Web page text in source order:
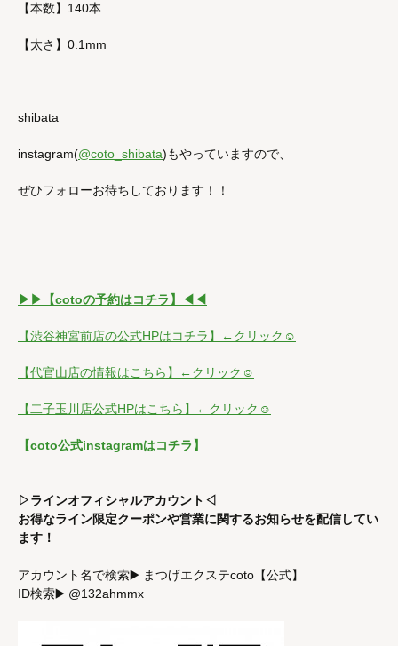
【本数】140本
【太さ】0.1mm
shibata
instagram(@coto_shibata)もやっていますので、
ぜひフォローお待ちしております！！
▶︎▶︎【cotoの予約はコチラ】◀︎◀︎
【渋谷神宮前店の公式HPはコチラ】←クリック☺︎
【代官山店の情報はこちら】←クリック☺
【二子玉川店公式HPはこちら】←クリック☺
【coto公式instagramはコチラ】
▷ラインオフィシャルアカウント◁
お得なライン限定クーポンや営業に関するお知らせを配信してい
ます！
アカウント名で検索▶️ まつげエクステcoto【公式】
ID検索▶️ @132ahmmx